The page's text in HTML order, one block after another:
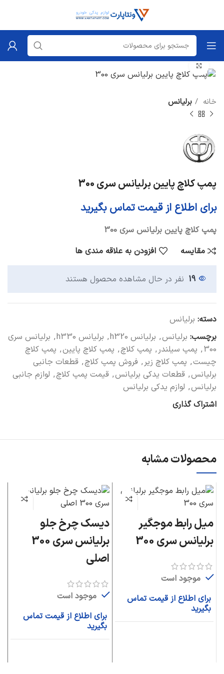
خانه برلیانس
پمپ کلاچ پایین برلیانس سری 300
برای اطلاع از قیمت تماس بگیرید
پمپ کلاچ پایین برلیانس سری 300
مقایسه
افزودن به علاقه مندی ها
19 نفر در حال مشاهده محصول هستند
دسته: برلیانس
برچسب: برلیانس, برلیانس h320 , برلیانس h330 , برلیانس سری
300
, پمپ سیلندر, پمپ کلاچ, پمپ کلاچ پایین, پمپ کلاچ
چیست, پمپ کلاچ زیر, فروش پمپ کلاچ, قطعات جانبی
برلیانس, قطعات یدکی برلیانس, قیمت پمپ کلاچ, لوازم جانبی
برلیانس, لوازم یدکی برلیانس
اشتراک گذاری
محصولات مشابه
میل رابط موجگیر
برلیانس سری 300
موجود است
برای اطلاع از قیمت تماس
بگیرید
دیسک چرخ جلو
برلیانس سری 300
اصلی
موجود است
برای اطلاع از قیمت تماس
بگیرید